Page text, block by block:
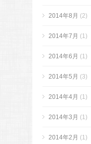
2014年8月 (2)
2014年7月 (1)
2014年6月 (1)
2014年5月 (3)
2014年4月 (1)
2014年3月 (1)
2014年2月 (1)